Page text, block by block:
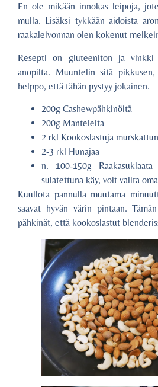
En ole mikään innokas leipoja,
mulla. Lisäksi tykkään aidoista
raakaleivonnan olen kokenut
Resepti on gluteeniton ja
anopilta. Muuntelin sitä
helppo, että tähän pystyy jokainen.
200g Cashewpähkinöitä
200g Manteleita
2 rkl Kookoslastuja
2-3 rkl Hunajaa
n. 100-150g
sulatettuna käy, voit valita
Kuullota pannulla muutama
saavat hyvän värin pintaan.
pähkinät, että kookoslastut